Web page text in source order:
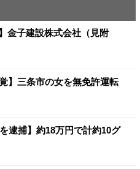
金子建設株式会社（見附
】三条市の女を無免許運転
逮捕】約18万円で計約10グ